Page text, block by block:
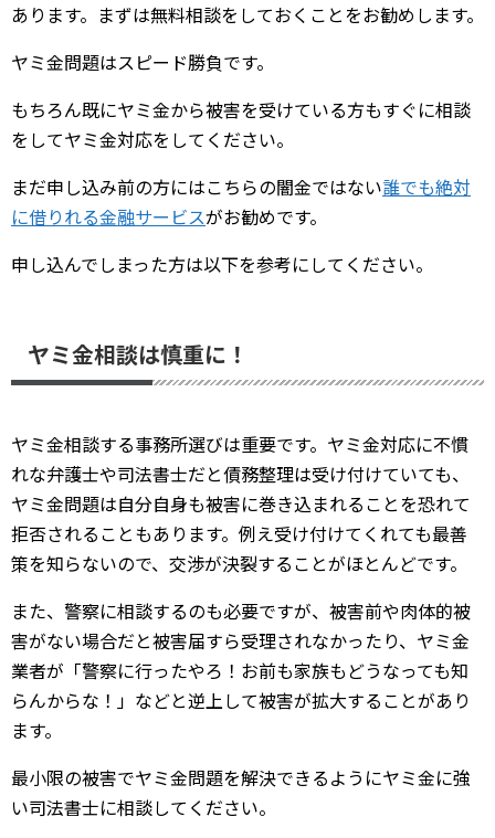
あります。まずは無料相談をしておくことをお勧めします。
ヤミ金問題はスピード勝負です。
もちろん既にヤミ金から被害を受けている方もすぐに相談
をしてヤミ金対応をしてください。
まだ申し込み前の方にはこちらの闇金ではない誰でも絶対
に借りれる金融サービスがお勧めです。
申し込んでしまった方は以下を参考にしてください。
ヤミ金相談は慎重に！
ヤミ金相談する事務所選びは重要です。ヤミ金対応に不慣
れな弁護士や司法書士だと債務整理は受け付けていても、
ヤミ金問題は自分自身も被害に巻き込まれることを恐れて
拒否されることもあります。例え受け付けてくれても最善
策を知らないので、交渉が決裂することがほとんどです。
また、警察に相談するのも必要ですが、被害前や肉体的被
害がない場合だと被害届すら受理されなかったり、ヤミ金
業者が「警察に行ったやろ！お前も家族もどうなっても知
らんからな！」などと逆上して被害が拡大することがあり
ます。
最小限の被害でヤミ金問題を解決できるようにヤミ金に強
い司法書士に相談してください。